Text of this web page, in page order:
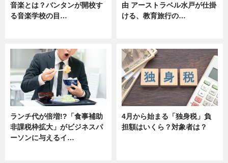
音楽とは？バンタンが開校す
る音楽学校の目…
由 アーストラベル水戸が仕掛
ける、教育旅行の…
ランチ代が倍増!?「食事補助
非課税枠拡大」がビジネスパ
ーソンに与えるイ…
4月から始まる「独身税」負
担額はいくら？対象者は？